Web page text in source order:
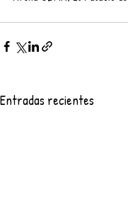
Entradas recientes